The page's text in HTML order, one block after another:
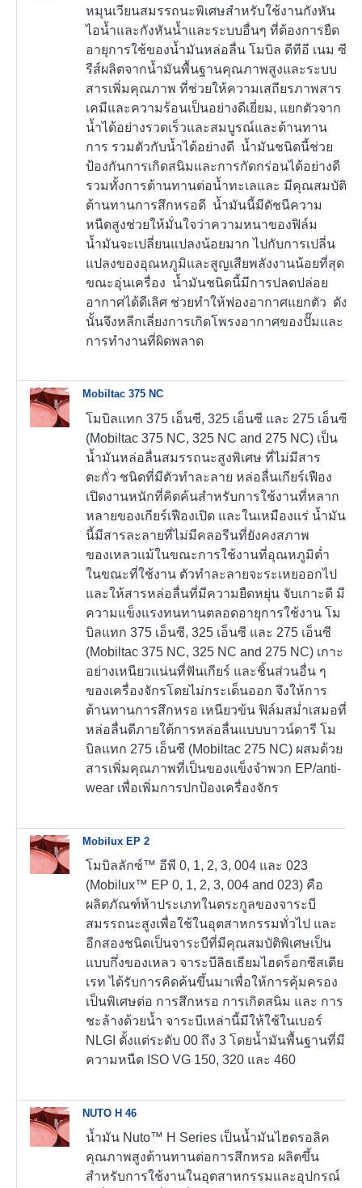
หมุนเวียนสมรรถนะพิเศษสำหรับใช้งานกังหัน
ไอน้ำและกังหันน้ำและระบบอื่นๆ ที่ต้องการยืด
อายุการใช้ของน้ำมันหล่อลื่น โมบิล ดีทีอี เนม ซี
รีส์ผลิตจากน้ำมันพื้นฐานคุณภาพสูงและระบบ
สารเพิ่มคุณภาพ ที่ช่วยให้ความเสถียรภาพสาร
เคมีและความร้อนเป็นอย่างดีเยี่ยม, แยกตัวจาก
น้ำได้อย่างรวดเร็วและสมบูรณ์และต้านทาน
การ รวมตัวกับน้ำได้อย่างดี น้ำมันชนิดนี้ช่วย
ป้องกันการเกิดสนิมและการกัดกร่อนได้อย่างดี
รวมทั้งการต้านทานต่อน้ำทะเลและ มีคุณสมบัติ
ต้านทานการสึกหรอดี น้ำมันนี้มีดัชนีความ
หนืดสูงช่วยให้มั่นใจว่าความหนาของฟิล์ม
น้ำมันจะเปลี่ยนแปลงน้อยมาก ไปกับการเปลี่น
แปลงของอุณหภูมิและสูญเสียพลังงานน้อยที่สุด
ขณะอุ่นเครื่อง น้ำมันชนิดนี้มีการปลดปล่อย
อากาศได้ดีเลิศ ช่วยทำให้ฟองอากาศแยกตัว ดัง
นั้นจึงหลีกเลี่ยงการเกิดโพรงอากาศของปั๊มและ
การทำงานที่ผิดพลาด
Mobiltac 375 NC
โมบิลแทก 375 เอ็นซี, 325 เอ็นซี และ 275 เอ็นซี
(Mobiltac 375 NC, 325 NC and 275 NC) เป็น
น้ำมันหล่อลื่นสมรรถนะสูงพิเศษ ที่ไม่มีสาร
ตะกั่ว ชนิดที่มีตัวทำละลาย หล่อลื่นเกียร์เฟือง
เปิดงานหนักที่คิดค้นสำหรับการใช้งานที่หลาก
หลายของเกียร์เฟืองเปิด และในเหมืองแร่ น้ำมัน
นี้มีสารละลายที่ไม่มีคลอรีนที่ยังคงสภาพ
ของเหลวแม้ในขณะการใช้งานที่อุณหภูมิต่ำ
ในขณะที่ใช้งาน ตัวทำละลายจะระเหยออกไป
และให้สารหล่อลื่นที่มีความยืดหยุ่น จับเกาะดี มี
ความแข็งแรงทนทานตลอดอายุการใช้งาน โม
บิลแทก 375 เอ็นซี, 325 เอ็นซี และ 275 เอ็นซี
(Mobiltac 375 NC, 325 NC and 275 NC) เกาะ
อย่างเหนียวแน่นที่ฟันเกียร์ และชิ้นส่วนอื่น ๆ
ของเครื่องจักรโดยไม่กระเด็นออก จึงให้การ
ต้านทานการสึกหรอ เหนียวข้น ฟิล์มสม่ำเสมอที่
หล่อลื่นดีภายใต้การหล่อลื่นแบบบาวน์ดารี โม
บิลแทก 275 เอ็นซี (Mobiltac 275 NC) ผสมด้วย
สารเพิ่มคุณภาพที่เป็นของแข็งจำพวก EP/anti-
wear เพื่อเพิ่มการปกป้องเครื่องจักร
Mobilux EP 2
โมบิลลักซ์™ อีพี 0, 1, 2, 3, 004 และ 023
(Mobilux™ EP 0, 1, 2, 3, 004 and 023) คือ
ผลิตภัณฑ์ห้าประเภทในตระกูลของจาระบี
สมรรถนะสูงเพื่อใช้ในอุตสาหกรรมทั่วไป และ
อีกสองชนิดเป็นจาระบีที่มีคุณสมบัติพิเศษเป็น
แบบกึ่งของเหลว จาระบีลิธเธียมไฮดร็อกซีสเตีย
เรท ได้รับการคิดค้นขึ้นมาเพื่อให้การคุ้มครอง
เป็นพิเศษต่อ การสึกหรอ การเกิดสนิม และ การ
ชะล้างด้วยน้ำ จาระบีเหล่านี้มีให้ใช้ในเบอร์
NLGI ตั้งแต่ระดับ 00 ถึง 3 โดยน้ำมันพื้นฐานที่มี
ความหนืด ISO VG 150, 320 และ 460
NUTO H 46
น้ำมัน Nuto™ H Series เป็นน้ำมันไฮดรอลิค
คุณภาพสูงต้านทานต่อการสึกหรอ ผลิตขึ้น
สำหรับการใช้งานในอุตสาหกรรมและอุปกรณ์